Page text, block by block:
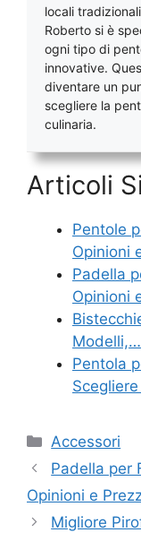
locali
Roberto si è
ogni tipo di
innovative.
diventare un
scegliere la
culinaria.
Articoli
Pentole
Opinioni
Padella
Opinioni
Modelli,…
Pentola
Categorie
Accessori
Padella per
Opinioni e
Migliore